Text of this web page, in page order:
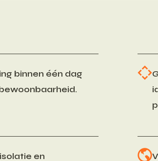
binnen één dag
en